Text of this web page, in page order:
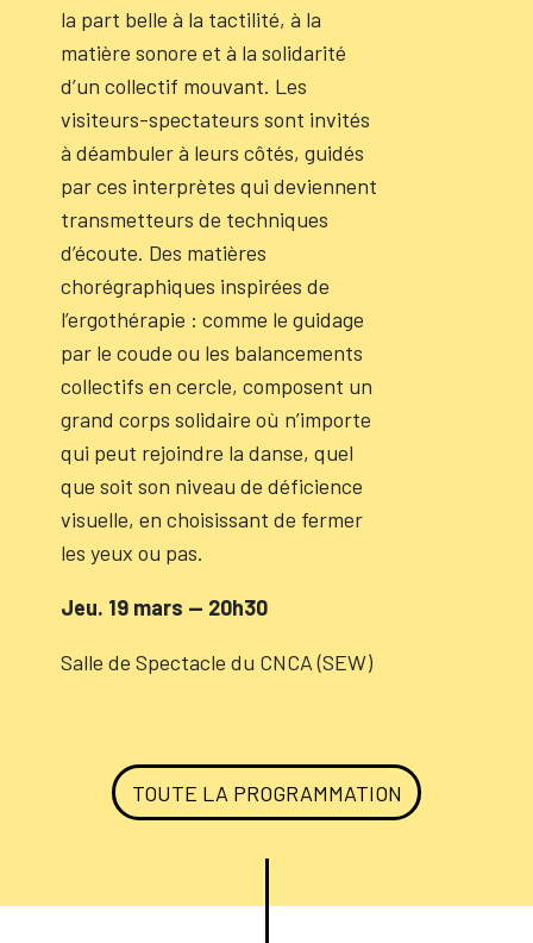
la part belle à la tactilité, à la
matière sonore et à la solidarité
d’un collectif mouvant. Les
visiteurs-spectateurs sont invités
à déambuler à leurs côtés, guidés
par ces interprètes qui deviennent
transmetteurs de techniques
d’écoute. Des matières
chorégraphiques inspirées de
l’ergothérapie : comme le guidage
par le coude ou les balancements
collectifs en cercle, composent un
grand corps solidaire où n’importe
qui peut rejoindre la danse, quel
que soit son niveau de déficience
visuelle, en choisissant de fermer
les yeux ou pas.
Jeu. 19 mars — 20h30
Salle de Spectacle du CNCA (SEW)
TOUTE LA PROGRAMMATION